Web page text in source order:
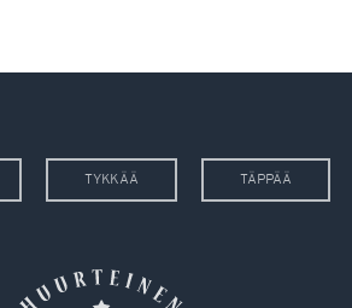
TYKKÄÄ TÄPPÄÄ